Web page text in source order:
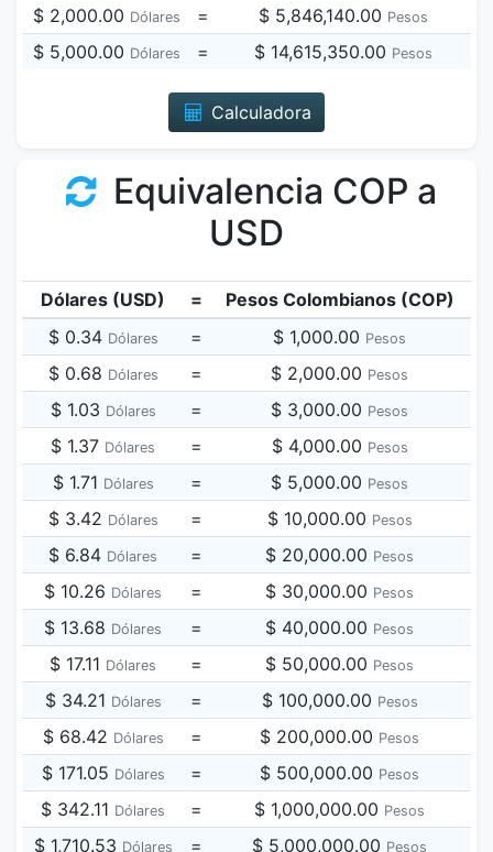
$ 2,000.00 Dólares = $ 5,846,140.00 Pesos
$ 5,000.00 Dólares = $ 14,615,350.00 Pesos
Calculadora
Equivalencia COP a
USD
Dólares (USD) =
Pesos Colombianos (COP)
$ 0.34 Dólares = $ 1,000.00 Pesos
$ 0.68 Dólares = $ 2,000.00 Pesos
$ 1.03 Dólares = $ 3,000.00 Pesos
$ 1.37 Dólares = $ 4,000.00 Pesos
$ 1.71 Dólares = $ 5,000.00 Pesos
$ 3.42 Dólares = $ 10,000.00 Pesos
$ 6.84 Dólares = $ 20,000.00 Pesos
$ 10.26 Dólares = $ 30,000.00 Pesos
$ 13.68 Dólares = $ 40,000.00 Pesos
$ 17.11 Dólares = $ 50,000.00 Pesos
$ 34.21 Dólares = $ 100,000.00 Pesos
$ 68.42 Dólares = $ 200,000.00 Pesos
$ 171.05 Dólares = $ 500,000.00 Pesos
$ 342.11 Dólares = $ 1,000,000.00 Pesos
$ 1,710.53 Dólares = $ 5,000,000.00 Pesos